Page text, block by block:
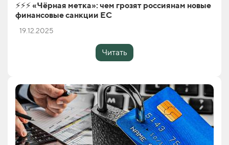
⚡️⚡️⚡️ «Чёрная метка»: чем грозят россиянам новые
финансовые санкции ЕС
19.12.2025
Читать